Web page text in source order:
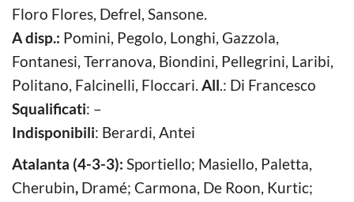
Floro Flores, Defrel, Sansone.
A disp.: Pomini, Pegolo, Longhi, Gazzola,
Fontanesi, Terranova, Biondini, Pellegrini, Laribi,
Politano, Falcinelli, Floccari. All.: Di Francesco
Squalificati: –
Indisponibili: Berardi, Antei
Atalanta (4-3-3): Sportiello; Masiello, Paletta,
Cherubin, Dramé; Carmona, De Roon, Kurtic;